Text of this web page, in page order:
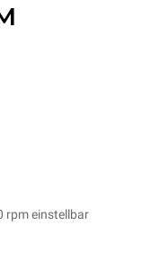
rpm einstellbar